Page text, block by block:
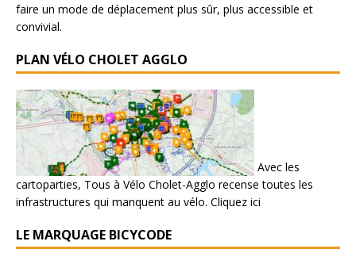
faire un mode de déplacement plus sûr, plus accessible et
convivial.
PLAN VÉLO CHOLET AGGLO
Avec les
cartoparties, Tous à Vélo Cholet-Agglo recense toutes les
infrastructures qui manquent au vélo. Cliquez ici
LE MARQUAGE BICYCODE